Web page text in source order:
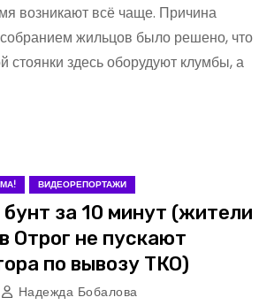
возникают всё чаще. Причина
жильцов было решено, что
стоянки здесь оборудуют клумбы, а
ВИДЕОРЕПОРТАЖИ
за 10 минут (жители
Отрог не пускают
по вывозу ТКО)
Надежда Бобалова